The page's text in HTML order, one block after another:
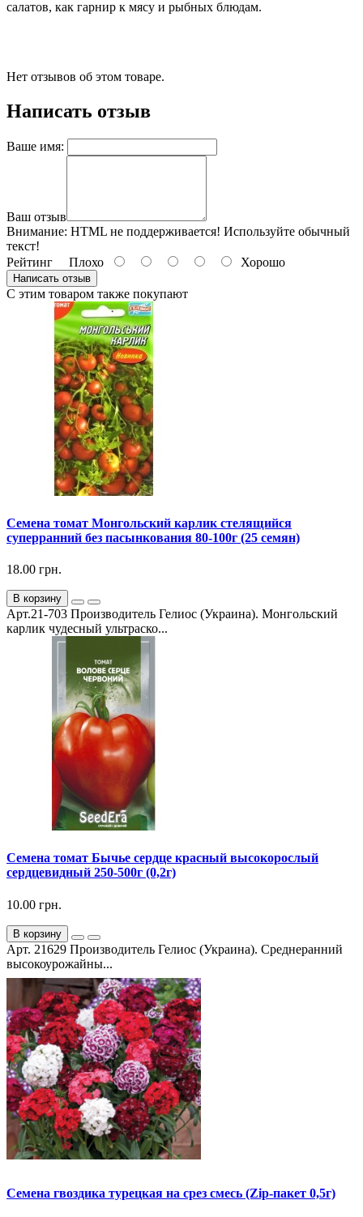
салатов, как гарнир к мясу и рыбных блюдам.
Нет отзывов об этом товаре.
Написать отзыв
Ваше имя:
Ваш отзыв
Внимание: HTML не поддерживается! Используйте обычный
текст!
Рейтинг Плохо Хорошо
Написать отзыв
С этим товаром также покупают
Семена томат Монгольский карлик стелящийся
суперранний без пасынкования 80-100г (25 семян)
18.00 грн.
В корзину
Арт.21-703 Производитель Гелиос (Украина). Монгольский
карлик чудесный ультраско...
Семена томат Бычье сердце красный высокорослый
сердцевидный 250-500г (0,2г)
10.00 грн.
В корзину
Арт. 21629 Производитель Гелиос (Украина). Среднеранний
высокоурожайны...
Семена гвоздика турецкая на срез смесь (Zip-пакет 0,5г)